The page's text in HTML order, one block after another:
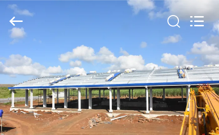
HUIS
PRODUCTEN
VIDEO'S
Qingdao
Fabrication
Ltd..
Rights